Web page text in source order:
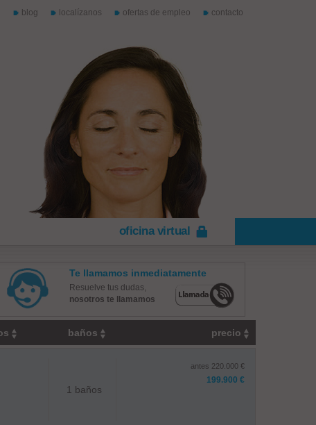
blog localízanos ofertas de empleo contacto
oficina virtual
Te llamamos inmediatamente
Resuelve tus dudas,
nosotros te llamamos
baños precio
1 baños
antes 220.000 €
199.900 €